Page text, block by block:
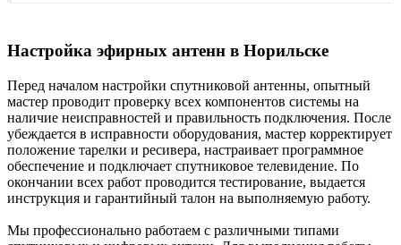
Настройка эфирных антенн в Норильске
Перед началом настройки спутниковой антенны, опытный
мастер проводит проверку всех компонентов системы на
наличие неисправностей и правильность подключения. После
убеждается в исправности оборудования, мастер корректирует
положение тарелки и ресивера, настраивает программное
обеспечение и подключает спутниковое телевидение. По
окончании всех работ проводится тестирование, выдается
инструкция и гарантийный талон на выполняемую работу.
Мы профессионально работаем с различными типами